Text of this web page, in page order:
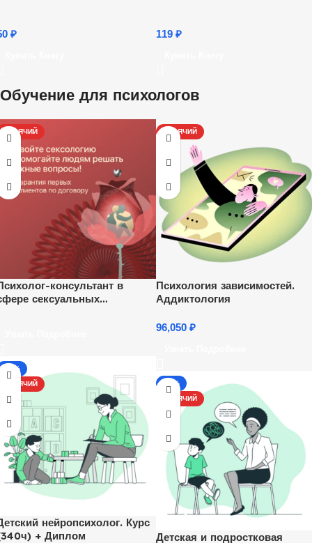
₽ 119 ₽
Обучение для психологов
ГОРЯЧИЙ
консультант в
сексуальных
ГОРЯЧИЙ
Психология зависимостей.
Аддиктология
96,050 ₽
-13%
ГОРЯЧИЙ
нейропсихолог. Курс
+ Диплом
-17%
ГОРЯЧИЙ
Детская и подростковая